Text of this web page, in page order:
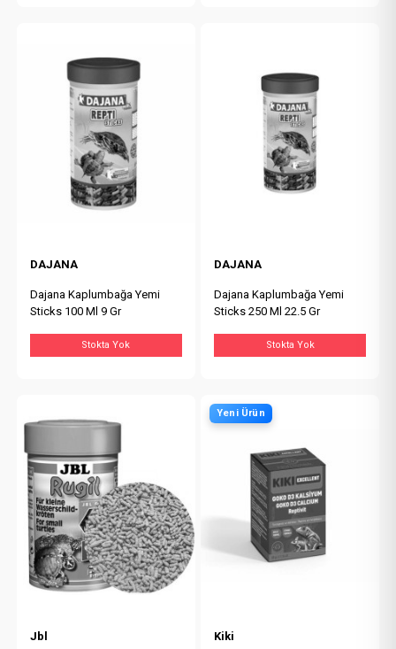
DAJANA
Dajana Kaplumbağa Yemi
Sticks 100 Ml 9 Gr
Stokta Yok
DAJANA
Dajana Kaplumbağa Yemi
Sticks 250 Ml 22.5 Gr
Stokta Yok
Jbl
Yeni Ürün
Kiki